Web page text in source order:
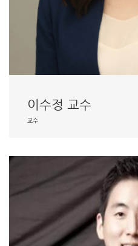
이수정 교수
교수